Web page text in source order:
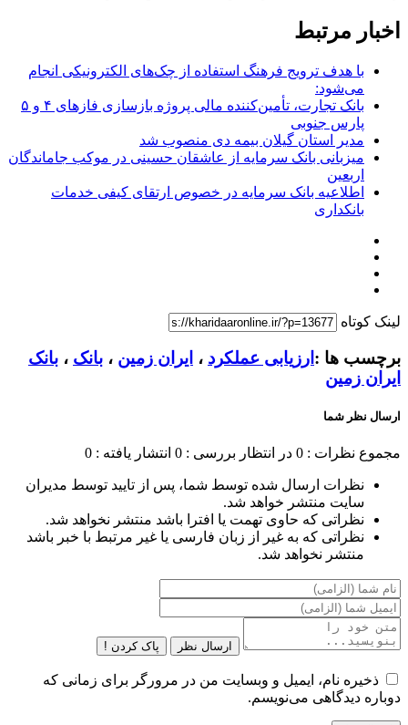
اخبار مرتبط
با هدف ترویج فرهنگ استفاده از چک‌های الکترونیکی انجام
می‌شود:
بانک تجارت، تأمین‌کننده مالی پروژه بازسازی فازهای ۴ و ۵
پارس جنوبی
مدیر استان گیلان بیمه دی منصوب شد
میزبانی بانک سرمایه از عاشقان حسینی در موکب جاماندگان
اربعین
اطلاعیه بانک سرمایه در خصوص ارتقای کیفی خدمات
بانکداری
لینک کوتاه
برچسب ها : ارزیابی عملکرد ، ایران زمین ، بانک ، بانک
ایران زمین
ارسال نظر شما
مجموع نظرات : 0 در انتظار بررسی : 0 انتشار یافته : 0
نظرات ارسال شده توسط شما، پس از تایید توسط مدیران
سایت منتشر خواهد شد.
نظراتی که حاوی تهمت یا افترا باشد منتشر نخواهد شد.
نظراتی که به غیر از زبان فارسی یا غیر مرتبط با خبر باشد
منتشر نخواهد شد.
ارسال نظر پاک کردن !
ذخیره نام، ایمیل و وبسایت من در مرورگر برای زمانی که
دوباره دیدگاهی می‌نویسم.